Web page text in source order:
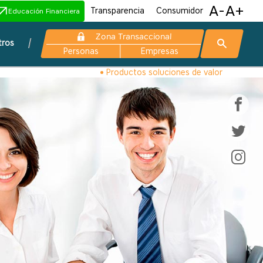
Educación Financiera Transparencia Consumidor A-A+
Zona Transaccional
Personas
Empresas
Productos soluciones de valor